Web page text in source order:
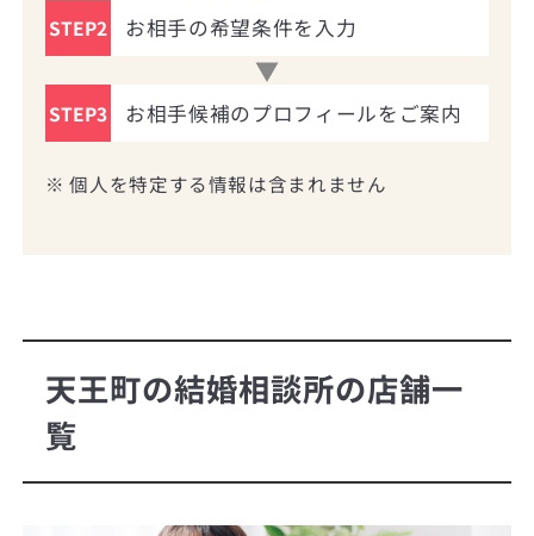
STEP2 お相手の希望条件を入力
STEP3 お相手候補のプロフィールをご案内
※ 個人を特定する情報は含まれません
天王町の結婚相談所の店舗一
覧